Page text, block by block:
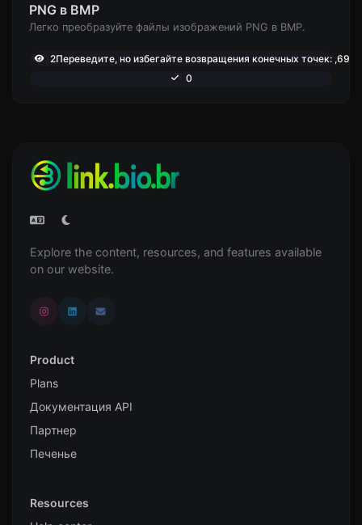
PNG в BMP
Легко преобразуйте файлы изображений PNG в BMP.
2Переведите, но избегайте возвращения конечных точек: ,698
0
Explore the content, resources, and features available
on our website.
Product
Plans
Документация API
Партнер
Печенье
Resources